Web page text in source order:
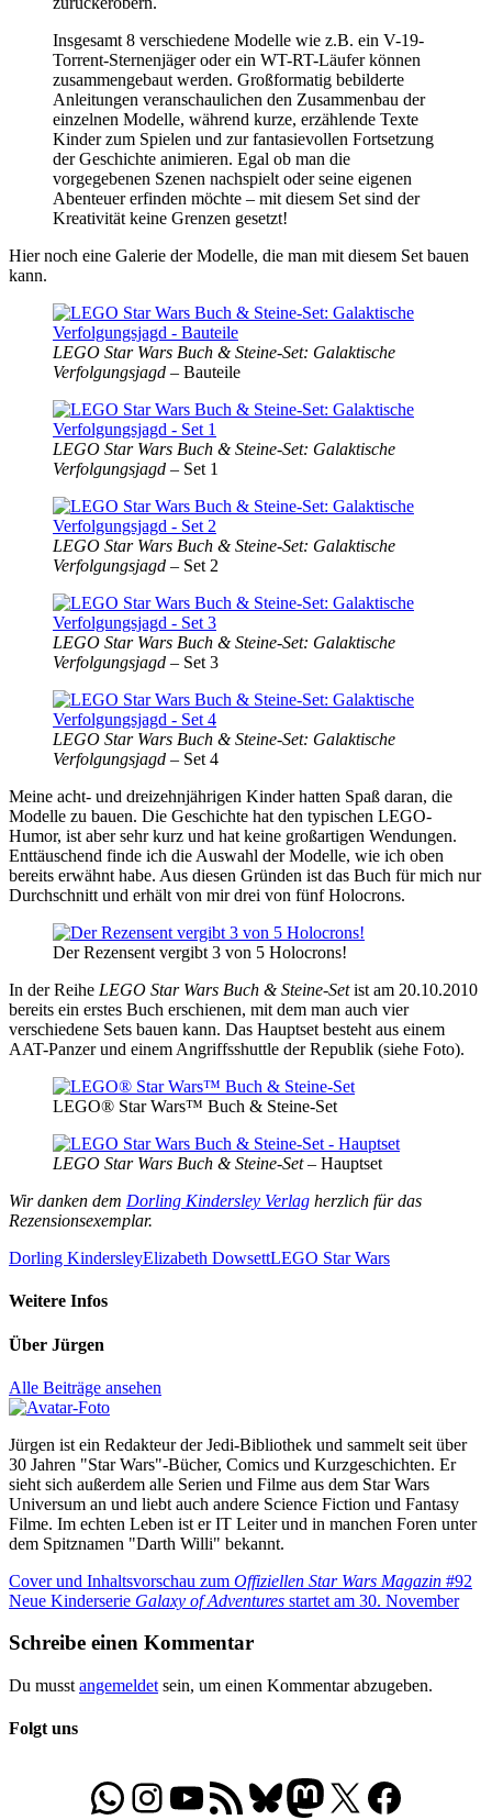
Insgesamt 8 verschiedene Modelle wie z.B. ein V-19-
Torrent-Sternenjäger oder ein WT-RT-Läufer können
zusammengebaut werden. Großformatig bebilderte
Anleitungen veranschaulichen den Zusammenbau der
einzelnen Modelle, während kurze, erzählende Texte
Kinder zum Spielen und zur fantasievollen Fortsetzung
der Geschichte animieren. Egal ob man die
vorgegebenen Szenen nachspielt oder seine eigenen
Abenteuer erfinden möchte – mit diesem Set sind der
Kreativität keine Grenzen gesetzt!
Hier noch eine Galerie der Modelle, die man mit diesem Set bauen
kann.
LEGO Star Wars Buch & Steine-Set: Galaktische
Verfolgungsjagd – Bauteile
LEGO Star Wars Buch & Steine-Set: Galaktische
Verfolgungsjagd – Set 1
LEGO Star Wars Buch & Steine-Set: Galaktische
Verfolgungsjagd – Set 2
LEGO Star Wars Buch & Steine-Set: Galaktische
Verfolgungsjagd – Set 3
LEGO Star Wars Buch & Steine-Set: Galaktische
Verfolgungsjagd – Set 4
Meine acht- und dreizehnjährigen Kinder hatten Spaß daran, die
Modelle zu bauen. Die Geschichte hat den typischen LEGO-
Humor, ist aber sehr kurz und hat keine großartigen Wendungen.
Enttäuschend finde ich die Auswahl der Modelle, wie ich oben
bereits erwähnt habe. Aus diesen Gründen ist das Buch für mich nur
Durchschnitt und erhält von mir drei von fünf Holocrons.
Der Rezensent vergibt 3 von 5 Holocrons!
In der Reihe LEGO Star Wars Buch & Steine-Setist am 20.10.2010
bereits ein erstes Buch erschienen, mit dem man auch vier
verschiedene Sets bauen kann. Das Hauptset besteht aus einem
AAT-Panzer und einem Angriffsshuttle der Republik (siehe Foto).
LEGO® Star Wars™ Buch & Steine-Set
LEGO Star Wars Buch & Steine-Set– Hauptset
Wir danken dem Dorling Kindersley Verlag herzlich für das
Rezensionsexemplar.
Dorling KindersleyElizabeth DowsettLEGO Star Wars
Weitere Infos
Über Jürgen
Alle Beiträge ansehen
Jürgen ist ein Redakteur der Jedi-Bibliothek und sammelt seit über
30 Jahren "Star Wars"-Bücher, Comics und Kurzgeschichten. Er
sieht sich außerdem alle Serien und Filme aus dem Star Wars
Universum an und liebt auch andere Science Fiction und Fantasy
Filme. Im echten Leben ist er IT Leiter und in manchen Foren unter
dem Spitznamen "Darth Willi" bekannt.
Beitragsnavigation
Vorheriger
Beitrag:
Cover und Inhaltsvorschau zum Offiziellen Star Wars Magazin #92
Nächster
Neue Kinderserie Galaxy of Adventures startet am 30. November
Schreibe einen Kommentar
Du musst angemeldet sein, um einen Kommentar abzugeben.
Folgt uns
WhatsApp
Folgt uns auf Instagram
Besucht unseren YouTube-Kanal
RSS-FeedBluesky
Folgt uns auf Mastodon
X Folgt uns auf